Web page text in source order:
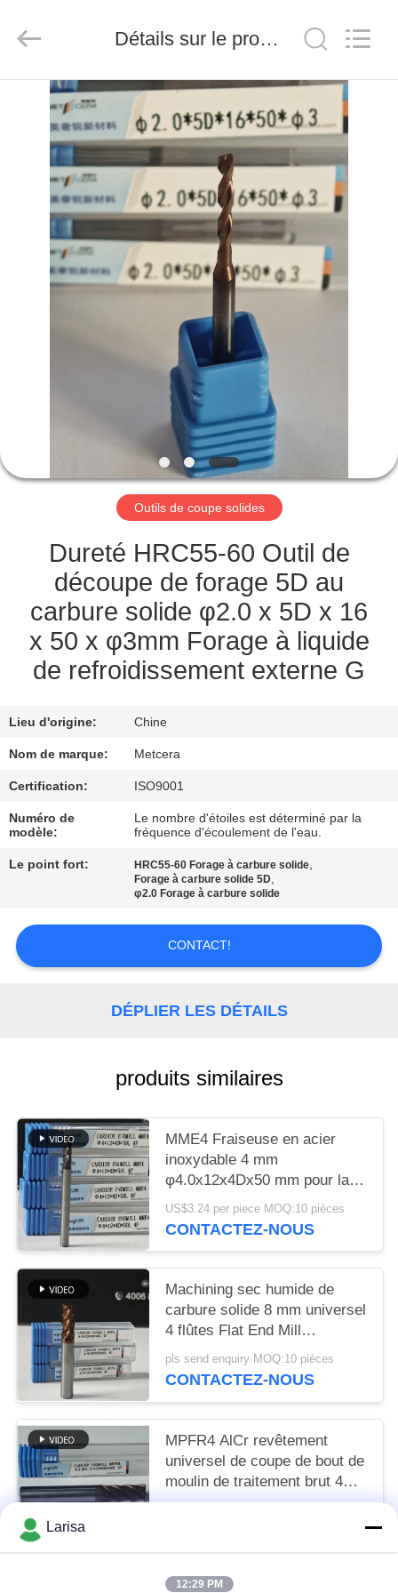
MAISON
PRODUITS
VIDÉO
VISITE
CATALOGUE
NOUS
CONTACTER
NOUVELLES
DEMANDEZ
UN DEVIS
PLAN
SITE
POLITIQUE
Advanced
Materials
Rights
Détails sur le produit
Outils de coupe solides
Dureté HRC55-60 Outil de
découpe de forage 5D au
carbure solide φ2.0 x 5D x 16
x 50 x φ3mm Forage à liquide
de refroidissement externe G
Lieu d'origine: Chine
Nom de marque: Metcera
Certification: ISO9001
Numéro de
modèle:
Le nombre d'étoiles est déterminé par la
fréquence d'écoulement de l'eau.
Le point fort: HRC55-60 Forage à carbure solide,
Forage à carbure solide 5D,
φ2.0 Forage à carbure solide
CONTACT!
DÉPLIER LES DÉTAILS
produits similaires
MME4 Fraiseuse en acier
inoxydable 4 mm
φ4.0x12x4Dx50 mm pour la
dureté de finition rugueuse
HRC55-60
US$3.24 per piece MOQ:10 pièces
CONTACTEZ-NOUS
Machining sec humide de
carbure solide 8 mm universel
4 flûtes Flat End Mill
Φ8x20x8Dx60mm pour
couper l'acier au carbone et
pls send enquiry MOQ:10 pièces
CONTACTEZ-NOUS
MPFR4 AlCr revêtement
universel de coupe de bout de
moulin de traitement brut 4
flûtes moulin rond de nez 8
Larisa
12:29 PM